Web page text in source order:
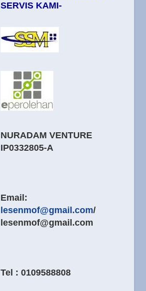
SERVIS KAMI-
NURADAM VENTURE
IP0332805-A
Email:
lesenmof@gmail.com/
lesenmof@gmail.com
Tel : 0109588808